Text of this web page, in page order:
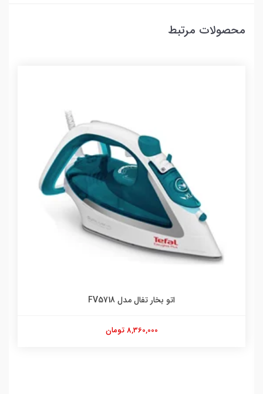
محصولات مرتبط
اتو بخار تفال مدل FV5718
8,360,000 تومان